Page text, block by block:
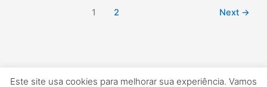
1 2 Next →
Este site usa cookies para melhorar sua experiência. Vamos